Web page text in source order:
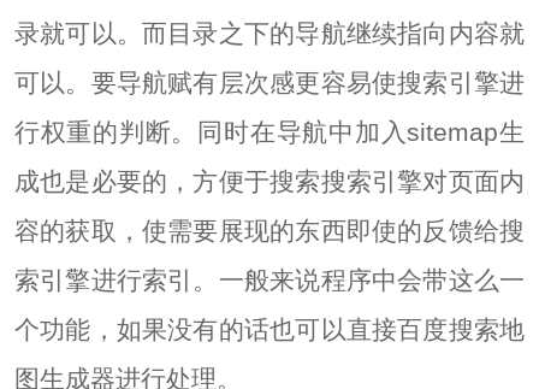
录就可以。而目录之下的导航继续指向内容就
可以。要导航赋有层次感更容易使搜索引擎进
行权重的判断。同时在导航中加入sitemap生
成也是必要的，方便于搜索搜索引擎对页面内
容的获取，使需要展现的东西即使的反馈给搜
索引擎进行索引。一般来说程序中会带这么一
个功能，如果没有的话也可以直接百度搜索地
图生成器进行处理。